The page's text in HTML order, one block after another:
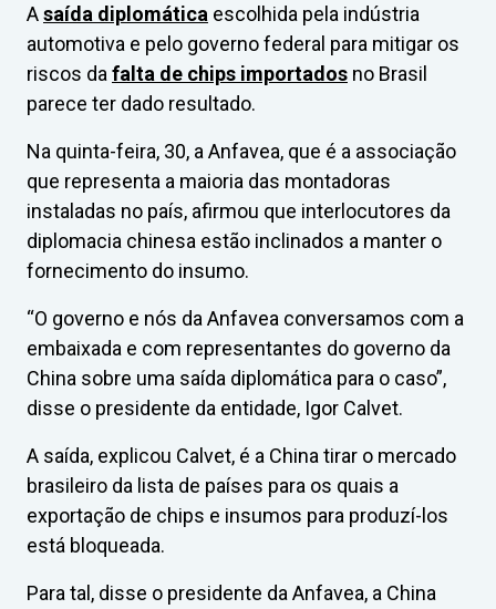
Asaída diplomática escolhida pela indústria
automotiva e pelo governo federal para mitigar os
riscos da falta de chips importados no Brasil
parece ter dado resultado.
Na quinta-feira, 30, a Anfavea, que é a associação
que representa a maioria das montadoras
instaladas no país, afirmou que interlocutores da
diplomacia chinesa estão inclinados a manter o
fornecimento do insumo.
“O governo e nós da Anfavea conversamos com a
embaixada e com representantes do governo da
China sobre uma saída diplomática para o caso”,
disse o presidente da entidade, Igor Calvet.
A saída, explicou Calvet, é a China tirar o mercado
brasileiro da lista de países para os quais a
exportação de chips e insumos para produzí-los
está bloqueada.
Para tal, disse o presidente da Anfavea, a China